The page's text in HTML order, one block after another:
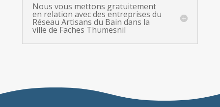
Nous vous mettons gratuitement
en relation avec des entreprises du
Réseau Artisans du Bain dans la
ville de Faches Thumesnil